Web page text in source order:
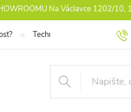
Na Václavce 1202/
Technologie Athlet